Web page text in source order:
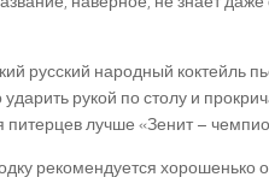
русский народный коктейль
ударить рукой по столу и
питерцев лучше «Зенит –
рекомендуется хорошенько